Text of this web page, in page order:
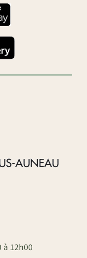
à 12h00